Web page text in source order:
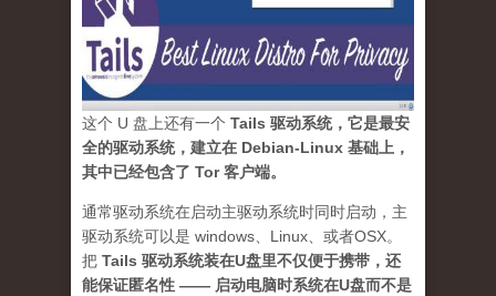
这个 U 盘上还有一个 Tails 驱动系统，它是最安
全的驱动系统，建立在 Debian-Linux 基础上，
其中已经包含了 Tor 客户端。
通常驱动系统在启动主驱动系统时同时启动，主
驱动系统可以是 windows、Linux、或者OSX。
把 Tails 驱动系统装在U盘里不仅便于携带，还
能保证匿名性 —— 启动电脑时系统在U盘而不是